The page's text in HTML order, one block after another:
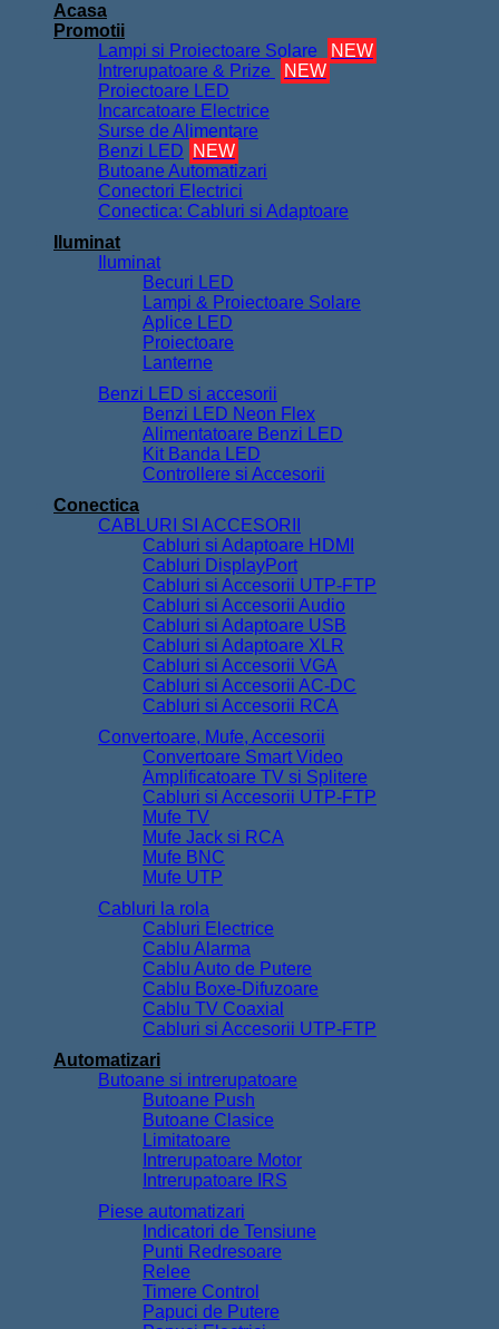
Acasa
Promotii
Lampi si Proiectoare Solare
NEW
Intrerupatoare & Prize
NEW
Proiectoare LED
Incarcatoare Electrice
Surse de Alimentare
Benzi LED
NEW
Butoane Automatizari
Conectori Electrici
Conectica: Cabluri si Adaptoare
Iluminat
Iluminat
Becuri LED
Lampi & Proiectoare Solare
Aplice LED
Proiectoare
Lanterne
Benzi LED si accesorii
Benzi LED Neon Flex
Alimentatoare Benzi LED
Kit Banda LED
Controllere si Accesorii
Conectica
CABLURI SI ACCESORII
Cabluri si Adaptoare HDMI
Cabluri DisplayPort
Cabluri si Accesorii UTP-FTP
Cabluri si Accesorii Audio
Cabluri si Adaptoare USB
Cabluri si Adaptoare XLR
Cabluri si Accesorii VGA
Cabluri si Accesorii AC-DC
Cabluri si Accesorii RCA
Convertoare, Mufe, Accesorii
Convertoare Smart Video
Amplificatoare TV si Splitere
Cabluri si Accesorii UTP-FTP
Mufe TV
Mufe Jack si RCA
Mufe BNC
Mufe UTP
Cabluri la rola
Cabluri Electrice
Cablu Alarma
Cablu Auto de Putere
Cablu Boxe-Difuzoare
Cablu TV Coaxial
Cabluri si Accesorii UTP-FTP
Automatizari
Butoane si intrerupatoare
Butoane Push
Butoane Clasice
Limitatoare
Intrerupatoare Motor
Intrerupatoare IRS
Piese automatizari
Indicatori de Tensiune
Punti Redresoare
Relee
Timere Control
Papuci de Putere